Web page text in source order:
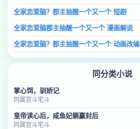
全家恋爱脑？郡主抽醒一个又一个 短剧
全家恋爱脑郡主抽醒一个又一个 漫画解说
全家恋爱脑？郡主抽醒一个又一个 动画改编
同分类小说
掌心饵，驯娇记
同属宫斗宅斗
皇帝读心后，咸鱼妃躺赢封后
同属宫斗宅斗